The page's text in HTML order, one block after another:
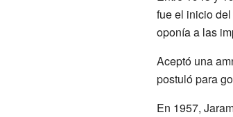
fue el inicio
oponía a las
Aceptó una
postuló para
En 1957,